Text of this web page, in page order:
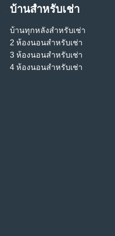
บ้านสําหรับเช่า
บ้านทุกหลังสําหรับเช่า
2 ห้องนอนสําหรับเช่า
3 ห้องนอนสําหรับเช่า
4 ห้องนอนสําหรับเช่า